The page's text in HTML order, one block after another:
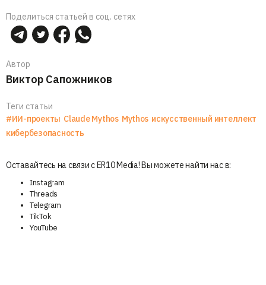
Поделиться статьей в соц. сетях
Автор
Виктор Сапожников
Теги статьи
#ИИ-проекты Claude Mythos Mythos искусственный интеллект
кибербезопасность
Оставайтесь на связи с ER10 Media! Вы можете найти нас в:
Instagram
Threads
Telegram
TikTok
YouTube